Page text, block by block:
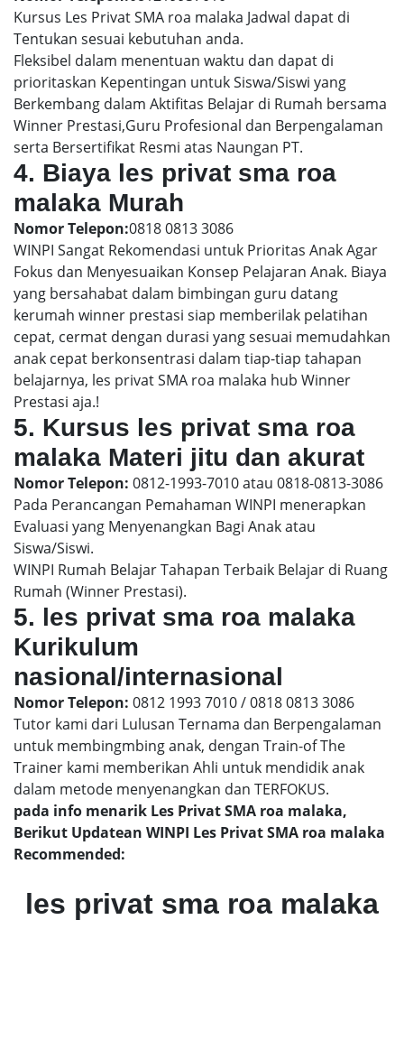
Kursus Les Privat SMA roa malaka Jadwal dapat di
Tentukan sesuai kebutuhan anda.
Fleksibel dalam menentuan waktu dan dapat di
prioritaskan Kepentingan untuk Siswa/Siswi yang
Berkembang dalam Aktifitas Belajar di Rumah bersama
Winner Prestasi,Guru Profesional dan Berpengalaman
serta Bersertifikat Resmi atas Naungan PT.
4. Biaya les privat sma roa
malaka Murah
Nomor Telepon:0818 0813 3086
WINPI Sangat Rekomendasi untuk Prioritas Anak Agar
Fokus dan Menyesuaikan Konsep Pelajaran Anak. Biaya
yang bersahabat dalam bimbingan guru datang
kerumah winner prestasi siap memberilak pelatihan
cepat, cermat dengan durasi yang sesuai memudahkan
anak cepat berkonsentrasi dalam tiap-tiap tahapan
belajarnya, les privat SMA roa malaka hub Winner
Prestasi aja.!
5. Kursus les privat sma roa
malaka Materi jitu dan akurat
Nomor Telepon: 0812-1993-7010 atau 0818-0813-3086
Pada Perancangan Pemahaman WINPI menerapkan
Evaluasi yang Menyenangkan Bagi Anak atau
Siswa/Siswi.
WINPI Rumah Belajar Tahapan Terbaik Belajar di Ruang
Rumah (Winner Prestasi).
5. les privat sma roa malaka
Kurikulum
nasional/internasional
Nomor Telepon: 0812 1993 7010 / 0818 0813 3086
Tutor kami dari Lulusan Ternama dan Berpengalaman
untuk membingmbing anak, dengan Train-of The
Trainer kami memberikan Ahli untuk mendidik anak
dalam metode menyenangkan dan TERFOKUS.
pada info menarik Les Privat SMA roa malaka,
Berikut Updatean WINPI Les Privat SMA roa malaka
Recommended:
les privat sma roa malaka